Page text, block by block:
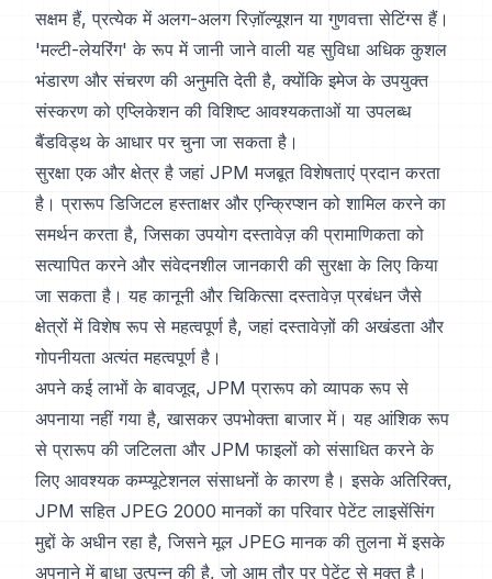
सक्षम हैं, प्रत्येक में अलग-अलग रिज़ॉल्यूशन या गुणवत्ता सेटिंग्स हैं।
'मल्टी-लेयरिंग' के रूप में जानी जाने वाली यह सुविधा अधिक कुशल
भंडारण और संचरण की अनुमति देती है, क्योंकि इमेज के उपयुक्त
संस्करण को एप्लिकेशन की विशिष्ट आवश्यकताओं या उपलब्ध
बैंडविड्थ के आधार पर चुना जा सकता है।
सुरक्षा एक और क्षेत्र है जहां JPM मजबूत विशेषताएं प्रदान करता
है। प्रारूप डिजिटल हस्ताक्षर और एन्क्रिप्शन को शामिल करने का
समर्थन करता है, जिसका उपयोग दस्तावेज़ की प्रामाणिकता को
सत्यापित करने और संवेदनशील जानकारी की सुरक्षा के लिए किया
जा सकता है। यह कानूनी और चिकित्सा दस्तावेज़ प्रबंधन जैसे
क्षेत्रों में विशेष रूप से महत्वपूर्ण है, जहां दस्तावेज़ों की अखंडता और
गोपनीयता अत्यंत महत्वपूर्ण है।
अपने कई लाभों के बावजूद, JPM प्रारूप को व्यापक रूप से
अपनाया नहीं गया है, खासकर उपभोक्ता बाजार में। यह आंशिक रूप
से प्रारूप की जटिलता और JPM फाइलों को संसाधित करने के
लिए आवश्यक कम्प्यूटेशनल संसाधनों के कारण है। इसके अतिरिक्त,
JPM सहित JPEG 2000 मानकों का परिवार पेटेंट लाइसेंसिंग
मुद्दों के अधीन रहा है, जिसने मूल JPEG मानक की तुलना में इसके
अपनाने में बाधा उत्पन्न की है, जो आम तौर पर पेटेंट से मुक्त है।